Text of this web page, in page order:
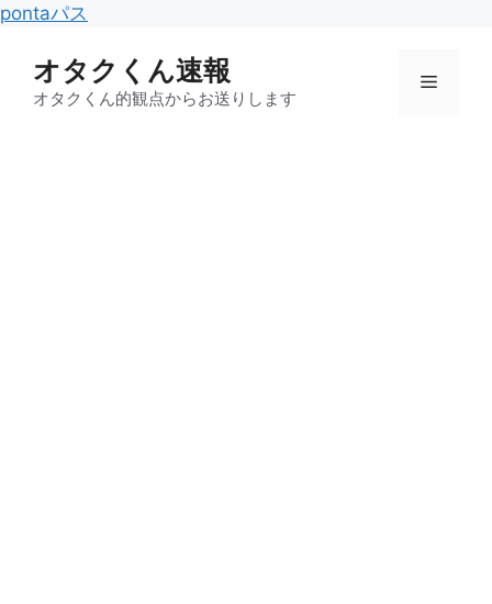
pontaパス
テ
ン
オタクくん速報
オタクくん的観点からお送りします
メ